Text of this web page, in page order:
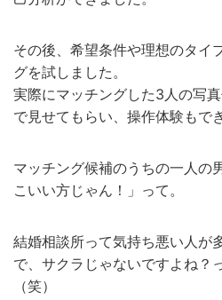
その後、希望条件や理想のタイ
グを試しました。
実際にマッチングした3人の写
で見せてもらい、操作体験もで
マッチング候補のうちの一人の
こいい方じゃん！」って。
結婚相談所って気持ち悪い人が
で、サクラじゃないですよね？
（笑）